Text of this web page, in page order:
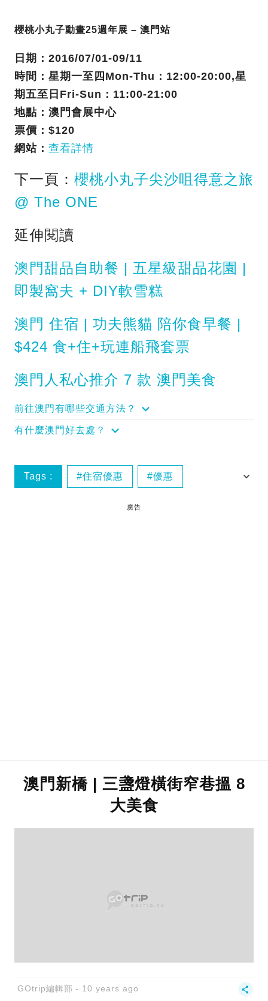
櫻桃小丸子動畫25週年展 – 澳門站
日期 ：2016/07/01-09/11
時間 ：星期一至四Mon-Thu：12:00-20:00,星
期五至日Fri-Sun：11:00-21:00
地點 ：澳門會展中心
票價 ：$120
網站： 查看詳情
下一頁： 櫻桃小丸子尖沙咀得意之旅
@ The ONE
延伸閱讀
澳門甜品自助餐 | 五星級甜品花園 |
即製窩夫 + DIY軟雪糕
澳門 住宿 | 功夫熊貓 陪你食早餐 |
$424 食+住+玩連船飛套票
澳門人私心推介 7 款 澳門美食
前往澳門有哪些交通方法？
有什麼澳門好去處？
Tags : 住宿優惠 優惠
周末遊廣告
澳門新橋 | 三盞燈橫街窄巷搵 8
大美食
GOtrip編輯部 10 years ago